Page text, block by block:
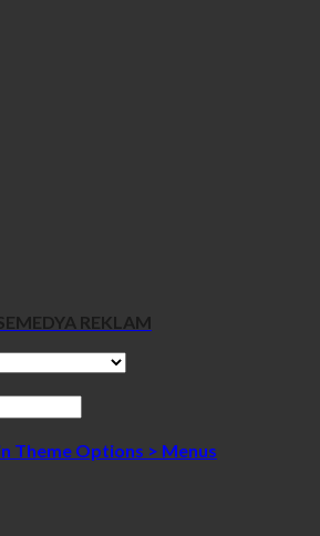
REKLAM
Theme Options > Menus